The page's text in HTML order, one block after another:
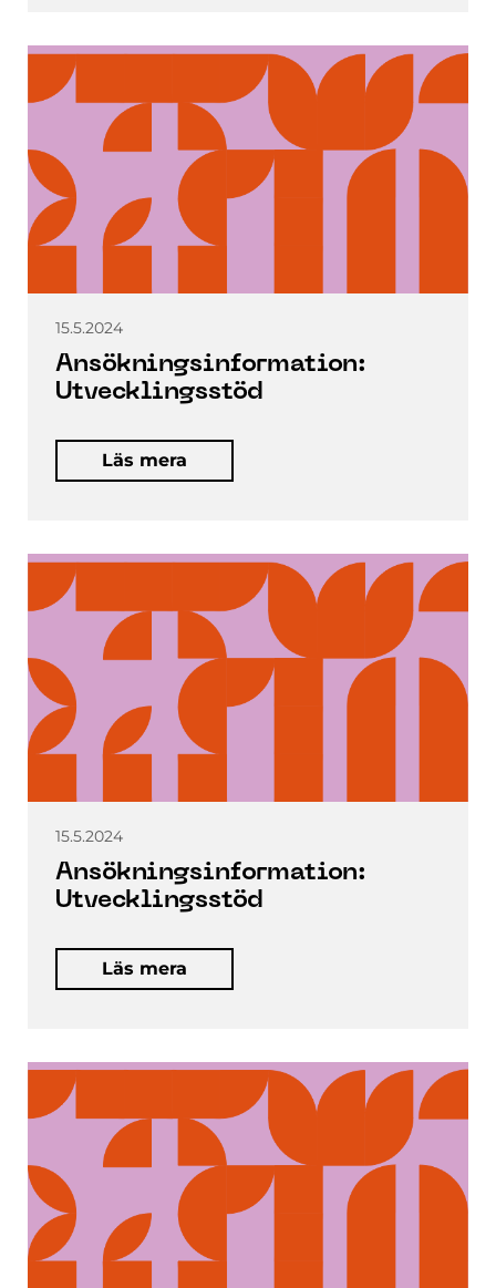
15.5.2024
Ansökningsinformation:
Utvecklingsstöd
Läs mera
15.5.2024
Ansökningsinformation:
Utvecklingsstöd
Läs mera